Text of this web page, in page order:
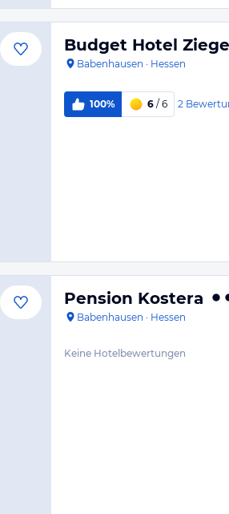
Budget Hotel
Babenhausen · Hessen
100% 6 / 6 2
Pension Kostera
Babenhausen · Hessen
Keine Hotelbewertungen